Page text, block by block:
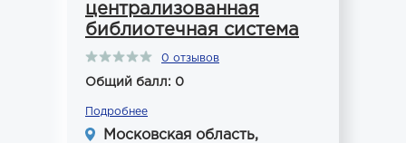
централизованная
библиотечная система
0 отзывов
Общий балл: 0
Подробнее
Московская область,